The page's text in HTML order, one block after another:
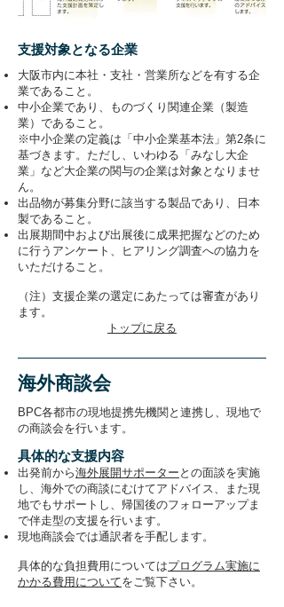
支援対象となる企業
大阪市内に本社・支社・営業所などを有する企
業であること。
中小企業であり、ものづくり関連企業（製造
業）であること。
※中小企業の定義は「中小企業基本法」第2条に
基づきます。ただし、いわゆる「みなし大企
業」など大企業の関与の企業は対象となりませ
ん。
出品物が募集分野に該当する製品であり、日本
製であること。
出展期間中および出展後に成果把握などのため
に行うアンケート、ヒアリング調査への協力を
いただけること。
（注）支援企業の選定にあたっては審査があり
ます。
トップに戻る
海外商談会
BPC各都市の現地提携先機関と連携し、現地で
の商談会を行います。
具体的な支援内容
出発前から海外展開サポーター との面談を実施
し、海外での商談にむけてアドバイス、また現
地でもサポートし、帰国後のフォローアップま
で伴走型の支援を行います。
現地商談会では通訳者を手配します。
具体的な負担費用についてはプログラム実施に
かかる費用についてをご覧下さい。